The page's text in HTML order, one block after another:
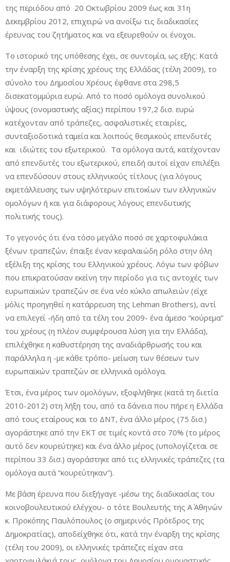
της περιόδου από 20 Οκτωβρίου 2009 έως και 31η
Δεκεμβρίου 2012, επιχειρώ να ανοίξω τις διαδικασίες
έρευνας του ζητήματος και να εξευρεθούν οι ένοχοι.
Το ιστορικό της υπόθεσης έχει, σε συντομία, ως εξής: Κατά
την έναρξη της κρίσης χρέους της Ελλάδας (τέλη 2009), το
σύνολο του Δημοσίου Χρέους έφθανε στα 298,5
δισεκατομμύρια ευρώ. Από το ποσό ομόλογα συνολικού
ύψους (ονομαστικής αξίας) περίπου 197,2 δισ. ευρώ
κατέχονταν από τράπεζες, ασφαλιστικές εταιρίες,
συνταξιοδοτικά ταμεία και λοιπούς θεσμικούς επενδυτές
και ιδιώτες του εξωτερικού. Τα ομόλογα αυτά, κατέχονταν
από επενδυτές του εξωτερικού, επειδή αυτοί είχαν επιλέξει
να επενδύσουν στους ελληνικούς τίτλους (για λόγους
εκμετάλλευσης των υψηλότερων επιτοκίων των ελληνικών
ομολόγων ή και για διάφορους λόγους επενδυτικής
πολιτικής τους).
Το γεγονός ότι ένα τόσο μεγάλο ποσό σε χαρτοφυλάκια
ξένων τραπεζών, έπαιξε έναν κεφαλαιώδη ρόλο στην όλη
εξέλιξη της κρίσης του Ελληνικού χρέους. Λόγω των φόβων
που επικρατούσαν εκείνη την περίοδο για τις αντοχές των
ευρωπαϊκών τραπεζών σε ένα νέο κύκλο απωλειών (είχε
μόλις προηγηθεί η κατάρρευση της Lehman Brothers), αντί
να επιλεγεί -ήδη από τα τέλη του 2009- ένα άμεσο “κούρεμα”
του χρέους (η πλέον συμφέρουσα λύση για την Ελλάδα),
επιλέχθηκε η καθυστέρηση της αναδιάρθρωσής του και
παράλληλα η -με κάθε τρόπο- μείωση των θέσεων των
ευρωπαϊκών τραπεζών σε ελληνικά ομόλογα.
Έτσι, ένα μέρος των ομολόγων, εξοφλήθηκε (κατά τη διετία
2010-2012) στη λήξη του, από τα δάνεια που πήρε η Ελλάδα
από τους εταίρους και το ΔΝΤ, ένα άλλο μέρος (75 δισ.)
αγοράστηκε από την ΕΚΤ σε τιμές κοντά στο 70% (το μέρος
αυτό δεν κουρεύτηκε) και ένα άλλο μέρος (υπολογίζεται σε
περίπου 33 δισ.) αγοράστηκε από τις ελληνικές τράπεζες (τα
ομόλογα αυτά “κουρεύτηκαν”).
Με βάση έρευνα που διεξήγαγε -μέσω της διαδικασίας του
κοινοβουλευτικού ελέγχου- ο τότε Βουλευτής της Α΄ Αθηνών
κ. Προκόπης Παυλόπουλος (ο σημερινός Πρόεδρος της
Δημοκρατίας), αποδείχθηκε ότι, κατά την έναρξη της κρίσης
(τέλη του 2009), οι ελληνικές τράπεζες είχαν στα